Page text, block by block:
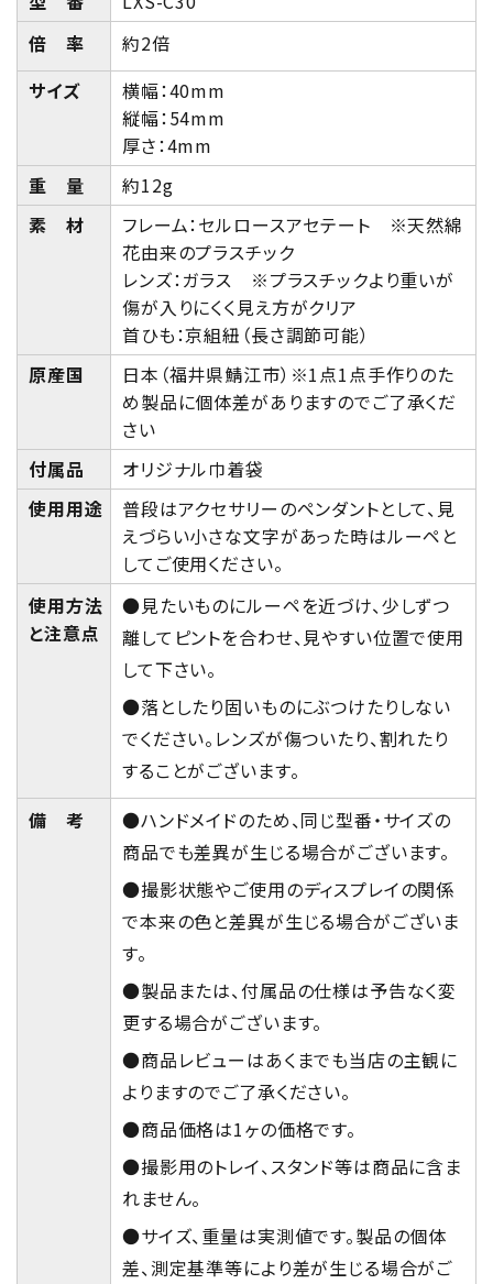
倍 率
約2倍
サイズ
横幅：40mm
縦幅：54mm
厚さ：4mm
重 量
約12g
素 材
フレーム：セルロースアセテート ※天然綿
花由来のプラスチック
レンズ：ガラス ※プラスチックより重いが
傷が入りにくく見え方がクリア
首ひも：京組紐（長さ調節可能）
原産国
日本（福井県鯖江市）※1点1点手作りのた
め製品に個体差がありますのでご了承くだ
さい
付属品
オリジナル巾着袋
使用用途
普段はアクセサリーのペンダントとして、見
えづらい小さな文字があった時はルーペと
してご使用ください。
使用方法
と注意点
●見たいものにルーペを近づけ、少しずつ
離してピントを合わせ、見やすい位置で使用
して下さい。
●落としたり固いものにぶつけたりしない
でください。レンズが傷ついたり、割れたり
することがございます。
備 考
●ハンドメイドのため、同じ型番・サイズの
商品でも差異が生じる場合がございます。
●撮影状態やご使用のディスプレイの関係
で本来の色と差異が生じる場合がございま
す。
●製品または、付属品の仕様は予告なく変
更する場合がございます。
●商品レビューはあくまでも当店の主観に
よりますのでご了承ください。
●商品価格は1ヶの価格です。
●撮影用のトレイ、スタンド等は商品に含ま
れません。
●サイズ、重量は実測値です。製品の個体
差、測定基準等により差が生じる場合がご